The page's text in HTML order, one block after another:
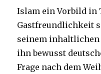
Islam ein Vorbild in
Gastfreundlichkeit
seinem inhaltlichen
ihn bewusst
Frage nach dem